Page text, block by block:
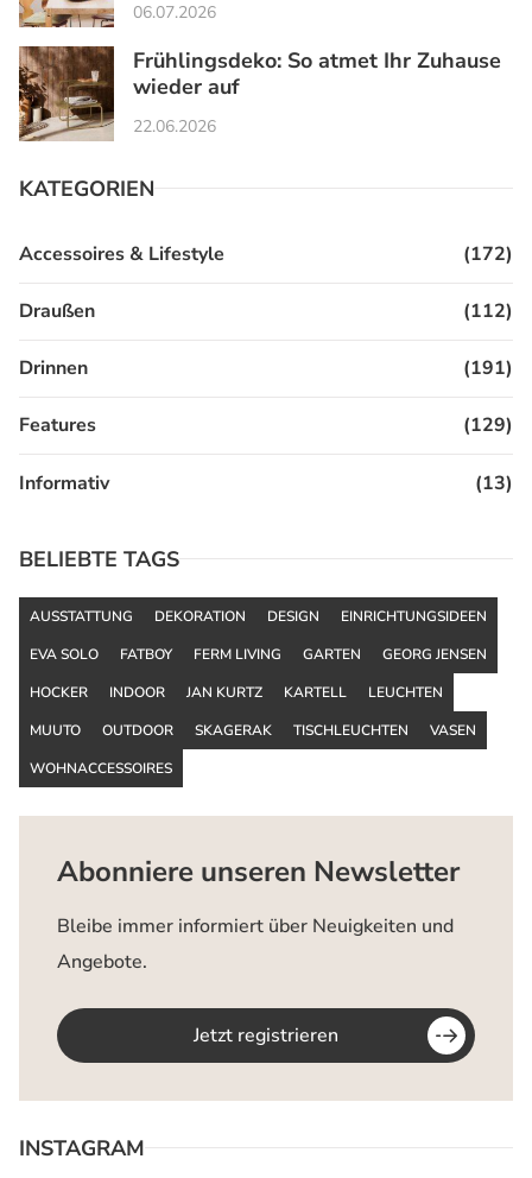
06.07.2026
Frühlingsdeko: So atmet Ihr Zuhause
wieder auf
22.06.2026
KATEGORIEN
Accessoires & Lifestyle (172)
Draußen (112)
Drinnen (191)
Features (129)
Informativ (13)
BELIEBTE TAGS
AUSSTATTUNG DEKORATION DESIGN
EINRICHTUNGSIDEEN
EVA SOLO
FATBOY FERM LIVING GARTEN
GEORG JENSEN
HOCKER
INDOOR JAN KURTZ KARTELL
LEUCHTEN
MUUTO
OUTDOOR SKAGERAK TISCHLEUCHTEN
VASEN
WOHNACCESSOIRES
Abonniere unseren Newsletter
Bleibe immer informiert über Neuigkeiten und
Angebote.
Jetzt registrieren
INSTAGRAM